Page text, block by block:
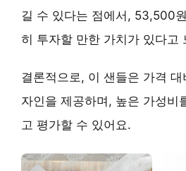
길 수 있다는 점에서, 53,500
히 투자할 만한 가치 가 있다고
결론적으로, 이 샌들은 가격 대
자인을 제공하며, 높은 가성비
고 평가할 수 있어요.